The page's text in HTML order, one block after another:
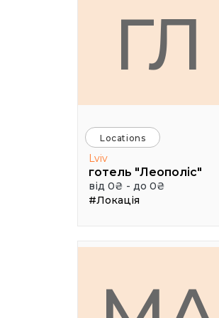
ГЛ
Locations
Lviv
готель "Леополіс"
від 0₴ - до 0₴
#Локація